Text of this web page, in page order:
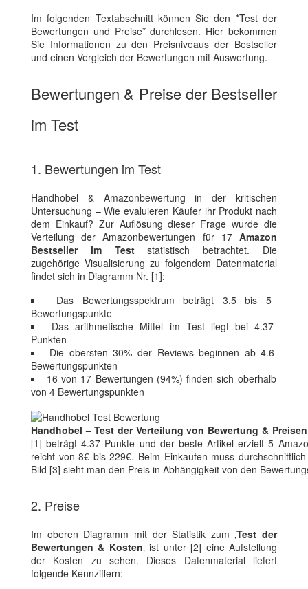
Im folgenden Textabschnitt können Sie den *Test der
Bewertungen und Preise* durchlesen. Hier bekommen
Sie Informationen zu den Preisniveaus der Bestseller
und einen Vergleich der Bewertungen mit Auswertung.
Bewertungen & Preise der Bestseller
im Test
1. Bewertungen im Test
Handhobel & Amazonbewertung in der kritischen
Untersuchung – Wie evaluieren Käufer ihr Produkt nach
dem Einkauf? Zur Auflösung dieser Frage wurde die
Verteilung der Amazonbewertungen für 17 Amazon
Bestseller im Teststatistisch betrachtet. Die
zugehörige Visualisierung zu folgendem Datenmaterial
findet sich in Diagramm Nr. [1]:
Das Bewertungsspektrum beträgt 3.5 bis 5
Bewertungspunkte
Das arithmetische Mittel im Test liegt bei 4.37
Punkten
Die obersten 30% der Reviews beginnen ab 4.6
Bewertungspunkten
16 von 17 Bewertungen (94%) finden sich oberhalb
von 4 Bewertungspunkten
Handhobel – Test der Verteilung von Bewertung &
[1] beträgt 4.37 Punkte und der beste Artikel erzielt 5
reicht von 8€ bis 229€. Beim Einkaufen muss
Bild [3] sieht man den Preis in Abhängigkeit von den
2. Preise
Im oberen Diagramm mit der Statistik zum ‚Test der
Bewertungen & Kosten ‚ ist unter [2] eine Aufstellung
der Kosten zu sehen. Dieses Datenmaterial liefert
folgende Kennziffern: